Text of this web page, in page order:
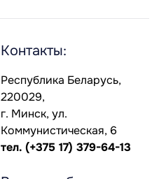
Контакты:
Республика Беларусь,
220029,
г. Минск, ул.
Коммунистическая, 6
тел. (+375 17) 379-64-13